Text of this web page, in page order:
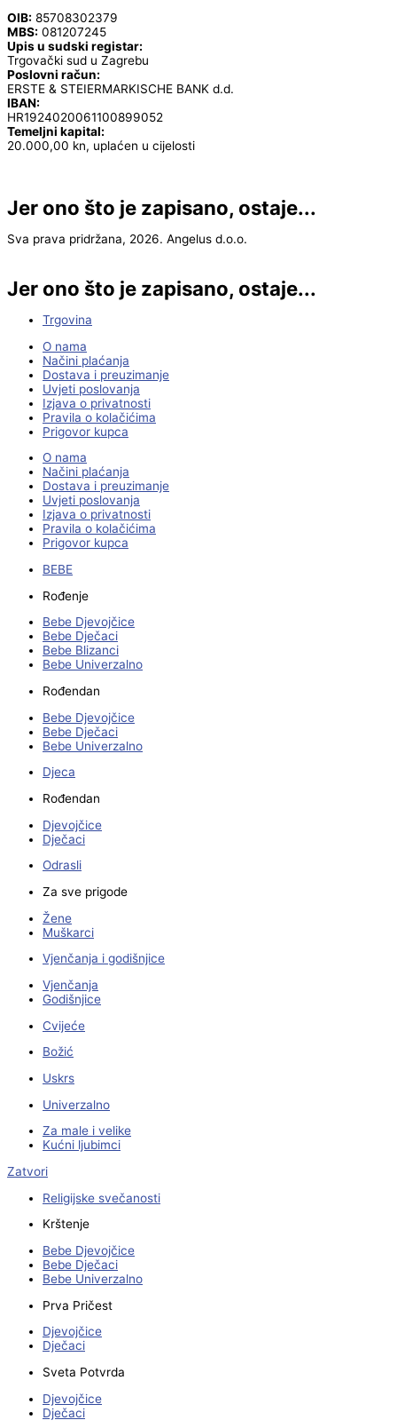
OIB: 85708302379
MBS: 081207245
Upis u sudski registar:
Trgovački sud u Zagrebu
Poslovni račun:
ERSTE & STEIERMARKISCHE BANK d.d.
IBAN:
HR1924020061100899052
Temeljni kapital:
20.000,00 kn, uplaćen u cijelosti
Jer ono što je zapisano, ostaje...
Sva prava pridržana, 2026. Angelus d.o.o.
Jer ono što je zapisano, ostaje...
Trgovina
O nama
Načini plaćanja
Dostava i preuzimanje
Uvjeti poslovanja
Izjava o privatnosti
Pravila o kolačićima
Prigovor kupca
O nama
Načini plaćanja
Dostava i preuzimanje
Uvjeti poslovanja
Izjava o privatnosti
Pravila o kolačićima
Prigovor kupca
BEBE
Rođenje
Bebe Djevojčice
Bebe Dječaci
Bebe Blizanci
Bebe Univerzalno
Rođendan
Bebe Djevojčice
Bebe Dječaci
Bebe Univerzalno
Djeca
Rođendan
Djevojčice
Dječaci
Odrasli
Za sve prigode
Žene
Muškarci
Vjenčanja i godišnjice
Vjenčanja
Godišnjice
Cvijeće
Božić
Uskrs
Univerzalno
Za male i velike
Kućni ljubimci
Zatvori
Religijske svečanosti
Krštenje
Bebe Djevojčice
Bebe Dječaci
Bebe Univerzalno
Prva Pričest
Djevojčice
Dječaci
Sveta Potvrda
Djevojčice
Dječaci